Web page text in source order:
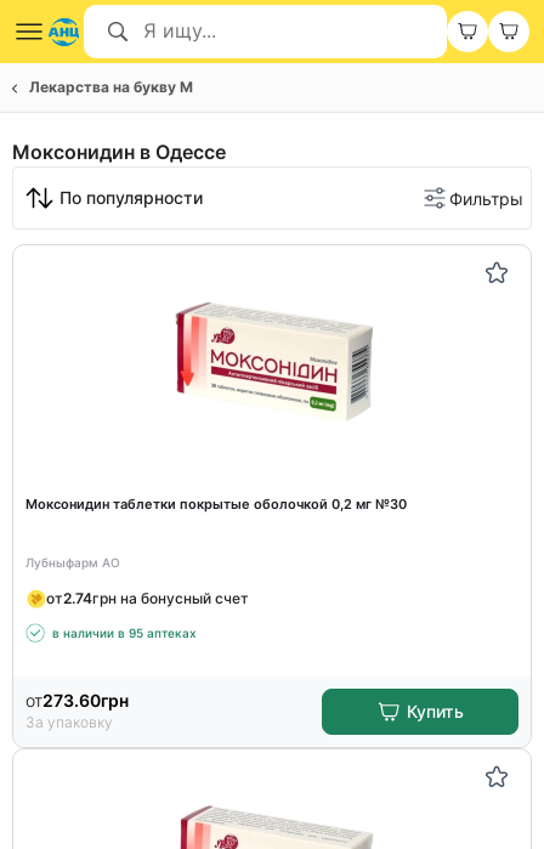
Лекарства на букву М
Моксонидин в Одессе
По популярности Фильтры
Моксонидин таблетки покрытые оболочкой 0,2 мг №30
Лубныфарм АО
от2.74грн на бонусный счет
в наличии в 95 аптеках
от273.60грн
За упаковку
Купить